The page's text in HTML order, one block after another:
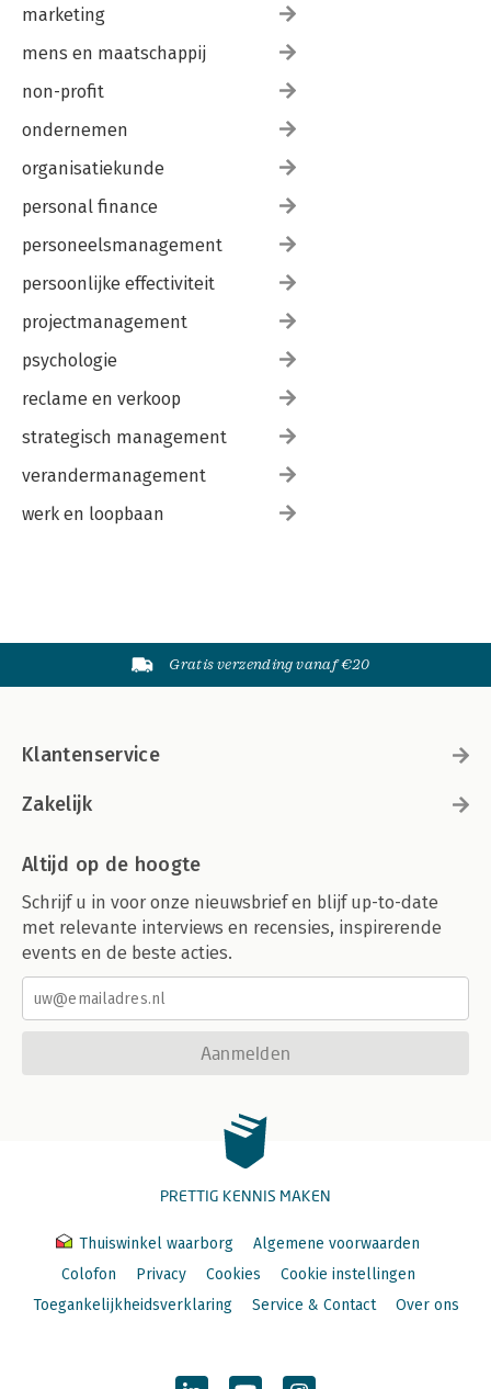
marketing
mens en maatschappij
non-profit
ondernemen
organisatiekunde
personal finance
personeelsmanagement
persoonlijke effectiviteit
projectmanagement
psychologie
reclame en verkoop
strategisch management
verandermanagement
werk en loopbaan
Gratis verzending vanaf €20
Klantenservice
Zakelijk
Altijd op de hoogte
Schrijf u in voor onze nieuwsbrief en blijf up-to-date
met relevante interviews en recensies, inspirerende
events en de beste acties.
Aanmelden
PRETTIG KENNIS MAKEN
Thuiswinkel waarborg
Algemene voorwaarden
Colofon
Privacy Cookies
Cookie instellingen
Toegankelijkheidsverklaring
Service & Contact Over ons